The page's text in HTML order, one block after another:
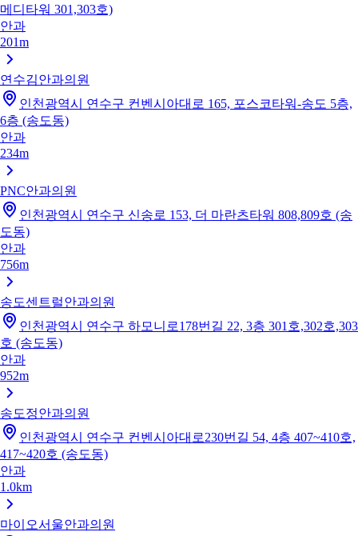
메디타워 301,303호)
안과
201m
연수김안과의원
인천광역시 연수구 컨벤시아대로 165, 포스코타워-송도 5층,
6층 (송도동)
안과
234m
PNC안과의원
인천광역시 연수구 신송로 153, 더 마란츠타워 808,809호 (송
도동)
안과
756m
송도센트럴안과의원
인천광역시 연수구 하모니로178번길 22, 3층 301호,302호,303
호 (송도동)
안과
952m
송도정안과의원
인천광역시 연수구 컨벤시아대로230번길 54, 4층 407~410호,
417~420호 (송도동)
안과
1.0km
마이오서울안과의원